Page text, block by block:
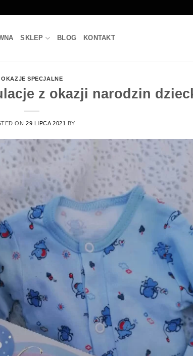
SKLEP BLOG KONTAKT
OKAZJE SPECJALNE
z okazji narodzin
ON29 LIPCA 2021 BY